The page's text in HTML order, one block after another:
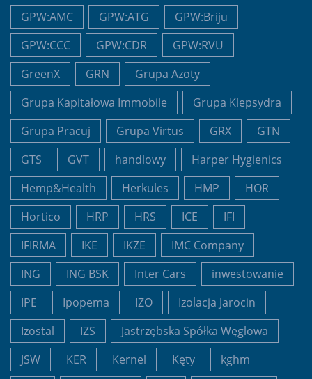
GPW:AMC GPW:ATG
GPW:Briju
GPW:CCC
GPW:CDR
GPW:RVU
GreenX
GRN
Grupa Azoty
Grupa Kapitałowa Immobile
Grupa Klepsydra
Grupa Pracuj
Grupa Virtus GRX
GTN
GTS
GVT handlowy
Harper Hygienics
Hemp&Health
Herkules HMP
HOR
Hortico
HRP HRS ICE
IFI
IFIRMA
IKE IKZE
IMC Company
ING
ING BSK Inter Cars
inwestowanie
IPE
Ipopema IZO
Izolacja Jarocin
Izostal
IZS
Jastrzębska Spółka Węglowa
JSW
KER Kernel Kęty
kghm